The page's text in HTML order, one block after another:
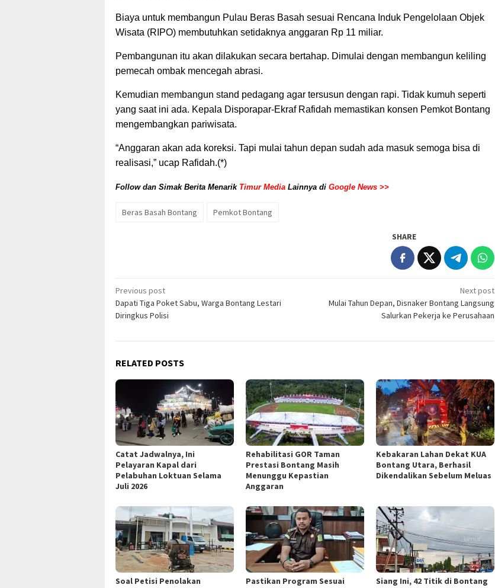
Biaya untuk membangun Pulau Beras Basah sesuai Rencana Induk Pengelolaan Objek
Wisata (RIPO) membutuhkan setidaknya anggaran Rp 11 miliar.
Pembangunan itu akan dilakukan secara bertahap. Dimulai dengan membangun keliling
pemecah ombak mencegah abrasi.
Kemudian membangun stand pedagang agar tersusun dengan rapi. Tidak kumuh seperti
yang saat ini ada. Kepala Disporapar-Ekraf Rafidah memastikan konsen Pemkot Bontang
mengembangkan pariwisata.
“Anggaran akan ada koreksi. Tapi mulai tahun depan sudah ada masuk semoga bisa di
realisasi,” ucap Rafidah.(*)
Follow dan Simak Berita Menarik Timur Media Lainnya di Google News >>
Beras Basah Bontang Pemkot Bontang
SHARE
Post
navigation
Previous post
Dapati Tiga Poket Sabu, Warga Bontang Lestari
Diringkus Polisi
Next post
Mulai Tahun Depan, Disnaker Bontang Langsung
Salurkan Pekerja ke Perusahaan
RELATED POSTS
Catat Jadwalnya, Ini
Pelayaran Kapal dari
Pelabuhan Loktuan Selama
Juli 2026
Rehabilitasi GOR Taman
Prestasi Bontang Masih
Menunggu Kepastian
Anggaran
Kebakaran Lahan Dekat KUA
Bontang Utara, Berhasil
Dikendalikan Sebelum Meluas
Soal Petisi Penolakan
Pastikan Program Sesuai
Siang Ini, 42 Titik di Bontang